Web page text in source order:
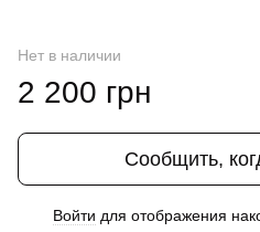
Нет в наличии
2 200 грн
Сообщить,
Войти для отображения